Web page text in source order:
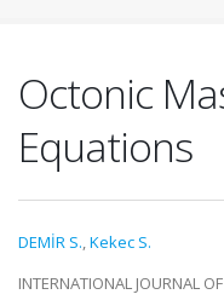
Octonic
Equations
DEMİR S.,Kekec S.
INTERNATIONAL JOURNAL